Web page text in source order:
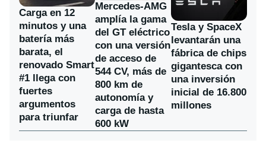
Carga en 12
minutos y una
batería más
barata, el
renovado Smart
#1 llega con
fuertes
argumentos
para triunfar
Mercedes-AMG
amplía la gama
del GT eléctrico
con una versión
de acceso de
544 CV, más de
800 km de
autonomía y
carga de hasta
600 kW
Tesla y SpaceX
levantarán una
fábrica de chips
gigantesca con
una inversión
inicial de 16.800
millones